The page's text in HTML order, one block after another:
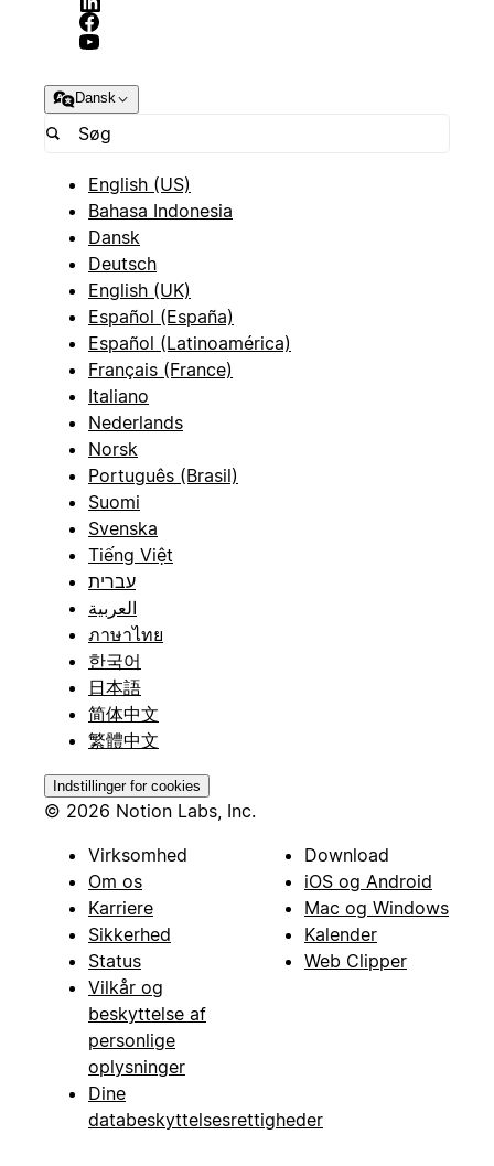
Dansk
English (US)
Bahasa Indonesia
Dansk
Deutsch
English (UK)
Español (España)
Español (Latinoamérica)
Français (France)
Italiano
Nederlands
Norsk
Português (Brasil)
Suomi
Svenska
Tiếng Việt
עברית
العربية
ภาษาไทย
한국어
日本語
简体中文
繁體中文
Indstillinger for cookies
© 2026 Notion Labs, Inc.
Virksomhed
Om os
Karriere
Sikkerhed
Status
Vilkår og
beskyttelse af
personlige
oplysninger
Dine
databeskyttelsesrettigheder
Download
iOS og Android
Mac og Windows
Kalender
Web Clipper